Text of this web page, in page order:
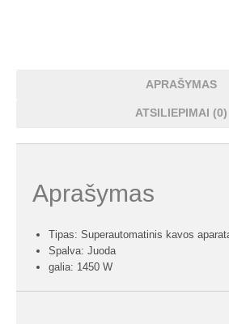
APRAŠYMAS
ATSILIEPIMAI (0)
Aprašymas
Tipas: Superautomatinis kavos
Spalva: Juoda
galia: 1450 W